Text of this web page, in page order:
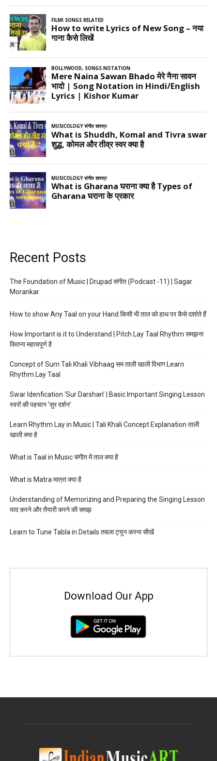
Recent Posts
The Foundation of Music | Drupad संगीत (Podcast -11) | Sagar
Morankar
How to show Any Taal on your Hand किसी भी ताल को हाथ पर कैसे दर्शाते हैं
How Important is it to Understand | Pitch Lay Taal Rhythm समझना
कितना महत्वपूर्ण है
Concept of Sum Tali Khali Vibhaag सम ताली खाली विभाग Learn
Rhythm Lay Taal
Swar Idenfication ‘Sur Darshan’ | Basic Important Singing Lesson
स्वरों की पहचान ‘सुर दर्शन’
Learn Rhythm Lay in Music | Tali Khali Concept Explanation ताली
खाली क्या है
What is Taal in Music संगीत में ताल क्या है
What is Matra मात्रा क्या है
Understanding of Memorizing and Preparing the Singing Lesson
याद करने और तैयारी करने की समझ
Learn to Tune Tabla in Details तबला ट्यून करना सीखें
Download Our App